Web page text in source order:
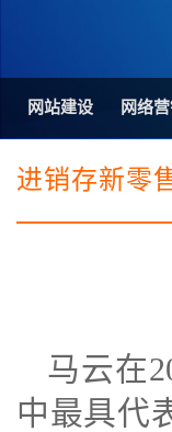
网站
微信
电子商
SSL证
网站建设 网络
进销存新零
马云在
中最具代